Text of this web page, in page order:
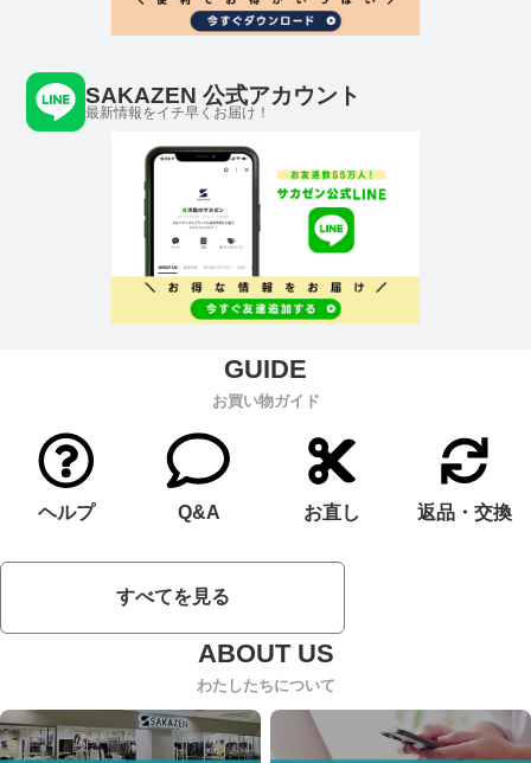
SAKAZEN 公式アカウント
最新情報をイチ早くお届け！
お買い物ガイド
ヘルプ Q&A お直し 返品・交換
すべてを見る
わたしたちについて